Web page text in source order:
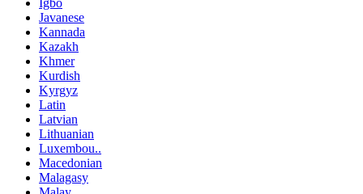
Javanese
Kannada
Kazakh
Khmer
Kurdish
Kyrgyz
Latin
Latvian
Lithuanian
Luxembou..
Macedonian
Malagasy